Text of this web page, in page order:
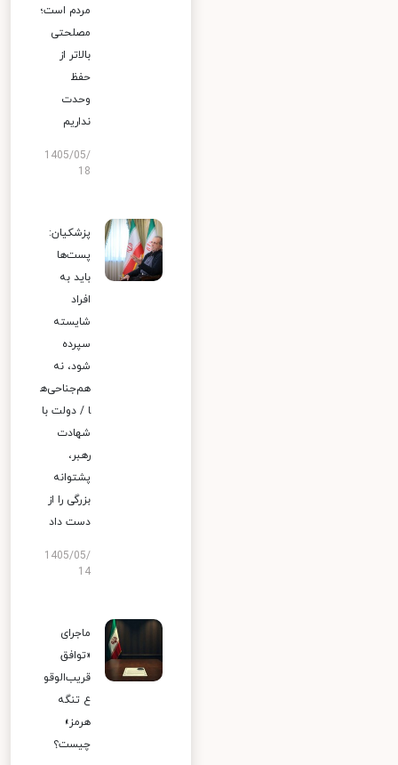
مردم است؛
مصلحتی
بالاتر از
حفظ
وحدت
نداریم
1405/05/
18
پزشکیان:
پست‌ها
باید به
افراد
شایسته
سپرده
شود، نه
هم‌جناحی‌ه
ا / دولت با
شهادت
رهبر،
پشتوانه
بزرگی را از
دست داد
1405/05/
14
ماجرای
«توافق
قریب‌الوقو
ع تنگه
هرمز»
چیست؟